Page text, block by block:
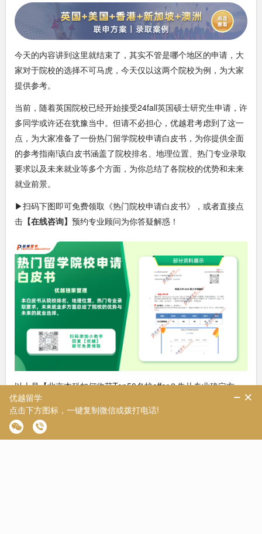
今天的内容讲到这里就结束了，其实不管是哪个地区的申请，大
家对于院校的选择不可马虎，今天仅以这两个院校为例，为大家
提供参考。
当前，随着英国院校已经开始接受24fall英国硕士研究生申请，许
多同学或许还在犹豫当中。但请不必担心，优越君考虑到了这一
点，为大家准备了一份热门留学院校申请白皮书，为你提供全面
的参考指南!该白皮书涵盖了院校排名、地理位置、热门专业录取
要求以及未来就业等多个方面，为你总结了各院校的优势和未来
就业前景。
▶扫码下图即可免费领取《热门院校申请白皮书》，或者直接点
击 【在线咨询】 预约专业顾问为你答疑解惑！
以上是【北京本科如何收获Top50名校offer？先从专业确定方
向！】相关的全部内容，查看更多【
】相关资讯
可前往【优越留学】首页！详细申请规划及方案定制请预约优越
留学顾问为你一对一解答！